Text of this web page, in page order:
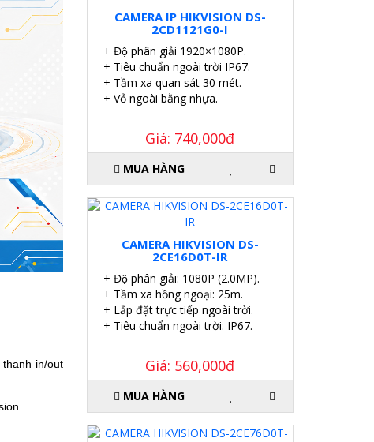
in/out
CAMERA IP HIKVISION DS-
2CD1121G0-I
+ Độ phân giải 1920×1080P.
+ Tiêu chuẩn ngoài trời IP67.
+ Tầm xa quan sát 30 mét.
+ Vỏ ngoài bằng nhựa.
Giá: 740,000đ
MUA HÀNG
CAMERA HIKVISION DS-
2CE16D0T-IR
+ Độ phân giải: 1080P (2.0MP).
+ Tầm xa hồng ngoại: 25m.
+ Lắp đặt trực tiếp ngoài trời.
+ Tiêu chuẩn ngoài trời: IP67.
Giá: 560,000đ
MUA HÀNG